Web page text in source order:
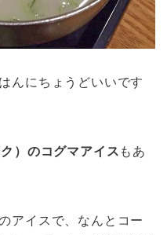
んにちょうどいいです
）のコグマアイス もあ
アイスで、なんとコー